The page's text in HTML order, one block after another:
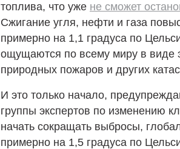
топлива, что уже не сможет
Сжигание угля, нефти и газа
примерно на 1,1 градуса по
ощущаются по всему миру в виде
природных пожаров и других
И это только начало,
группы экспертов по изменению
начать сокращать выбросы,
примерно на 1,5 градуса по